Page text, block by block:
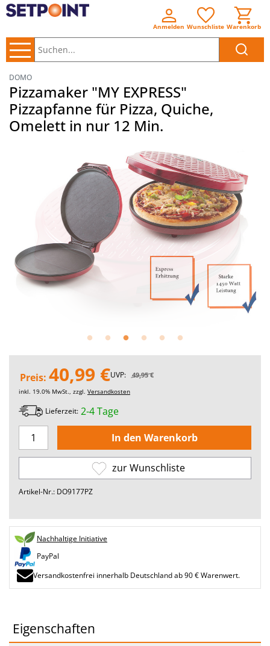
Anmelden Wunschliste Warenkorb
DOMO
Pizzamaker "MY EXPRESS"
Pizzapfanne für Pizza, Quiche,
Omelett in nur 12 Min.
Preis: 40,99 €UVP: 49,95 €
inkl. 19.0% MwSt., zzgl. Versandkosten
Lieferzeit: 2-4 Tage
zur Wunschliste
Artikel-Nr.: DO9177PZ
Nachhaltige Initiative
PayPal
Versandkostenfrei innerhalb Deutschland ab 90 € Warenwert.
Eigenschaften